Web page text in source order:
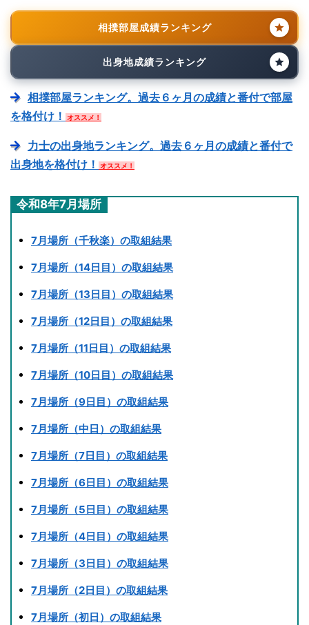
相撲部屋成績ランキング
出身地成績ランキング
相撲部屋ランキング。過去６ヶ月の成績と番付で部屋
を格付け！
オススメ！
力士の出身地ランキング。過去６ヶ月の成績と番付で
出身地を格付け！
オススメ！
令和8年7月場所
7月場所（千秋楽）の取組結果
7月場所（14日目）の取組結果
7月場所（13日目）の取組結果
7月場所（12日目）の取組結果
7月場所（11日目）の取組結果
7月場所（10日目）の取組結果
7月場所（9日目）の取組結果
7月場所（中日）の取組結果
7月場所（7日目）の取組結果
7月場所（6日目）の取組結果
7月場所（5日目）の取組結果
7月場所（4日目）の取組結果
7月場所（3日目）の取組結果
7月場所（2日目）の取組結果
7月場所（初日）の取組結果